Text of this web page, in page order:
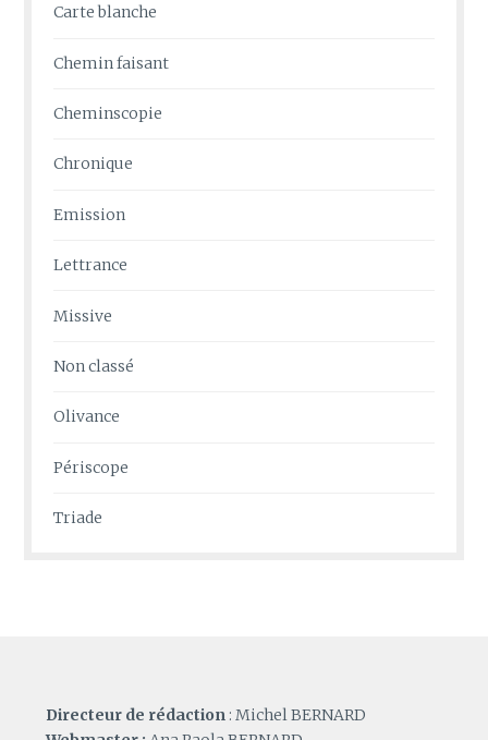
Carte blanche
Chemin faisant
Cheminscopie
Chronique
Emission
Lettrance
Missive
Non classé
Olivance
Périscope
Triade
Directeur de rédaction : Michel BERNARD